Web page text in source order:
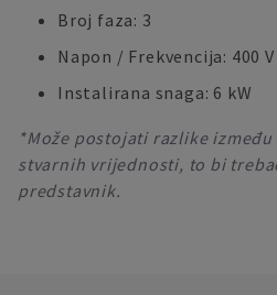
Broj faza: 3
Napon / Frekvencija: 400
Instalirana snaga: 6 kW
*Može postojati razlike
stvarnih vrijednosti, to bi
predstavnik.